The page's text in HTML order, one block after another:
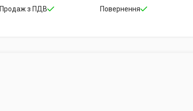
Продаж з ПДВ Повернення